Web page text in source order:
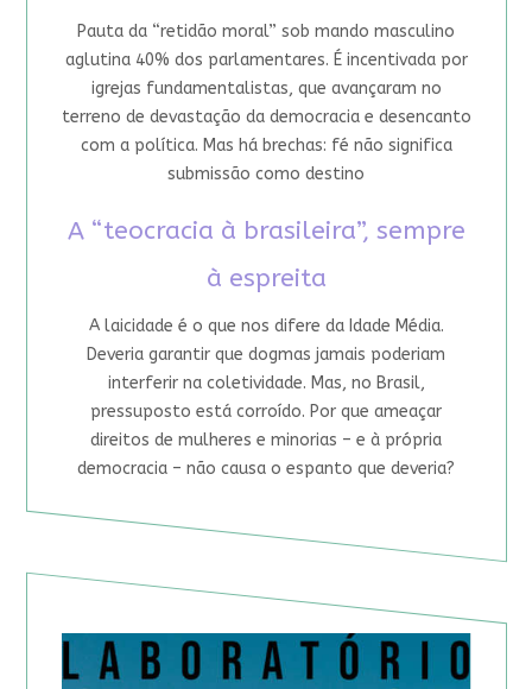
Pauta da “retidão moral” sob mando masculino
aglutina 40% dos parlamentares. É incentivada por
igrejas fundamentalistas, que avançaram no
terreno de devastação da democracia e desencanto
com a política. Mas há brechas: fé não significa
submissão como destino
A “teocracia à brasileira”, sempre
à espreita
A laicidade é o que nos difere da Idade Média.
Deveria garantir que dogmas jamais poderiam
interferir na coletividade. Mas, no Brasil,
pressuposto está corroído. Por que ameaçar
direitos de mulheres e minorias – e à própria
democracia – não causa o espanto que deveria?